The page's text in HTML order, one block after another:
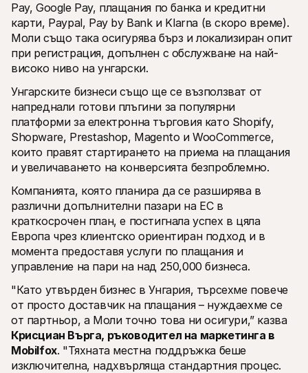
Pay, Google Pay, плащания по банка и кредитни
карти, Paypal, Pay by Bank и Klarna (в скоро време).
Моли също така осигурява бърз и локализиран опит
при регистрация, допълнен с обслужване на най-
високо ниво на унгарски.
Унгарските бизнеси също ще се възползват от
напреднали готови плъгини за популярни
платформи за електронна търговия като Shopify,
Shopware, Prestashop, Magento и WooCommerce,
които правят стартирането на приема на плащания
и увеличаването на конверсията безпроблемно.
Компанията, която планира да се разширява в
различни допълнителни пазари на ЕС в
краткосрочен план, е постигнала успех в цяла
Европа чрез клиентско ориентиран подход и в
момента предоставя услуги по плащания и
управление на пари на над 250,000 бизнеса.
"Като утвърден бизнес в Унгария, търсехме повече
от просто доставчик на плащания – нуждаехме се
от партньор, а Моли точно това ни осигури,” казва
Крисциан Върга, ръководител на маркетинга в
Mobilfox. "Тяхната местна поддръжка беше
изключителна, надхвърляща стандартния процес.